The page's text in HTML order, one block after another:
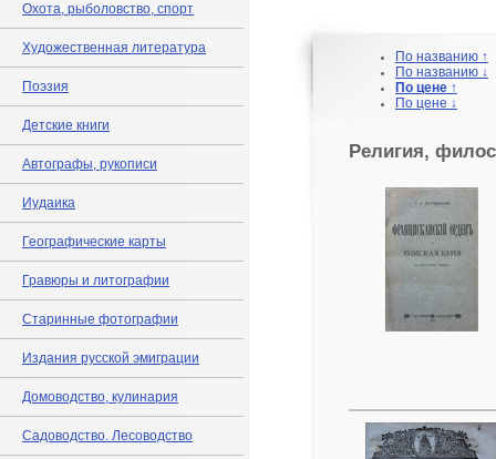
Охота, рыболовство, спорт
Художественная литература
Поэзия
Детские книги
Автографы, рукописи
Иудаика
Географические карты
Гравюры и литографии
Старинные фотографии
Издания русской эмиграции
Домоводство, кулинария
Садоводство. Лесоводство
По названию ↑
По названию ↓
По цене ↑
По цене ↓
Религия,